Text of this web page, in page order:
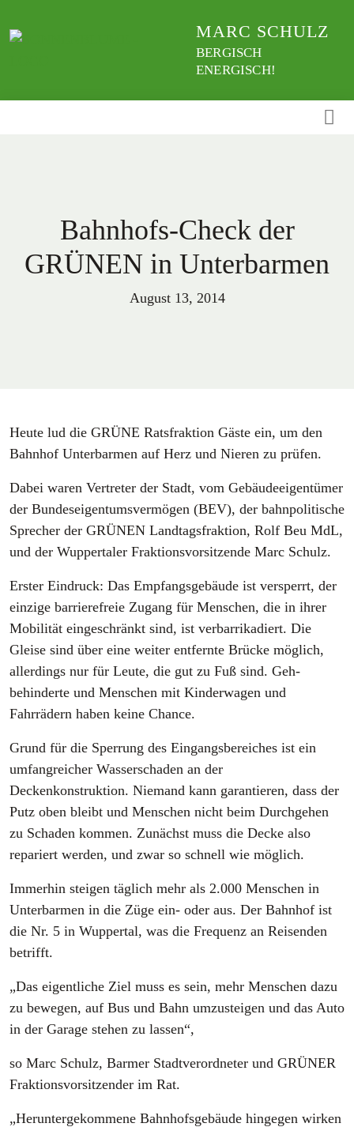
zum
MARC SCHULZ
BERGISCH
ENERGISCH!
Bahnhofs-Check der
GRÜNEN in Unterbarmen
August 13, 2014
Heute lud die GRÜNE Ratsfraktion Gäste ein, um den
Bahnhof Unterbarmen auf Herz und Nieren zu prüfen.
Dabei waren Vertreter der Stadt, vom Gebäudeeigentümer
der Bundeseigentumsvermögen (BEV), der bahnpolitische
Sprecher der GRÜNEN Landtagsfraktion, Rolf Beu MdL,
und der Wuppertaler Fraktionsvorsitzende Marc Schulz.
Erster Eindruck: Das Empfangsgebäude ist versperrt, der
einzige barrierefreie Zugang für Menschen, die in ihrer
Mobilität eingeschränkt sind, ist verbarrikadiert. Die
Gleise sind über eine weiter entfernte Brücke möglich,
allerdings nur für Leute, die gut zu Fuß sind. Geh-
behinderte und Menschen mit Kinderwagen und
Fahrrädern haben keine Chance.
Grund für die Sperrung des Eingangsbereiches ist ein
umfangreicher Wasserschaden an der
Deckenkonstruktion. Niemand kann garantieren, dass der
Putz oben bleibt und Menschen nicht beim Durchgehen
zu Schaden kommen. Zunächst muss die Decke also
repariert werden, und zwar so schnell wie möglich.
Immerhin steigen täglich mehr als 2.000 Menschen in
Unterbarmen in die Züge ein- oder aus. Der Bahnhof ist
die Nr. 5 in Wuppertal, was die Frequenz an Reisenden
betrifft.
„Das eigentliche Ziel muss es sein, mehr Menschen dazu
zu bewegen, auf Bus und Bahn umzusteigen und das Auto
in der Garage stehen zu lassen“,
so Marc Schulz, Barmer Stadtverordneter und GRÜNER
Fraktionsvorsitzender im Rat.
„Heruntergekommene Bahnhofsgebäude hingegen wirken